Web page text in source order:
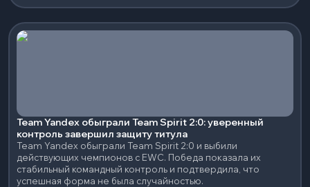
Team Yandex обыграли Team Spirit 2:0: уверенный
контроль завершил защиту титула
Team Yandex обыграли Team Spirit 2:0 и выбили
действующих чемпионов с EWC. Победа показала их
стабильный командный контроль и подтвердила, что
успешная форма не была случайностью.